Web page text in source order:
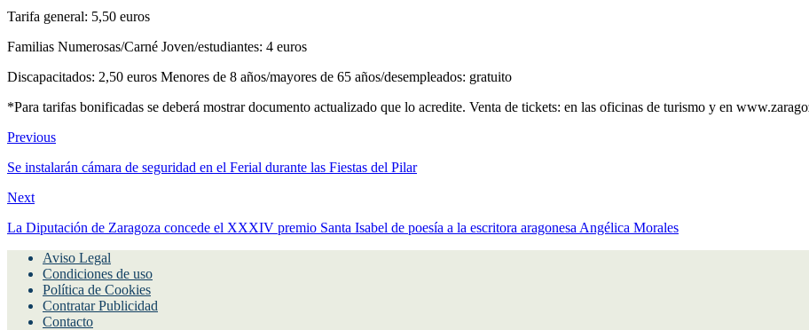
Tarifa general: 5,50 euros
Familias Numerosas/Carné Joven/estudiantes: 4 euros
Discapacitados: 2,50 euros Menores de 8 años/mayores de 65 años/desempleados: gratuito
*Para tarifas bonificadas se deberá mostrar documento actualizado que lo acredite. Venta de tickets: en las oficinas de turismo y en
Previous
Se instalarán cámara de seguridad en el Ferial durante las Fiestas del Pilar
Next
La Diputación de Zaragoza concede el XXXIV premio Santa Isabel de poesía a la escritora aragonesa Angélica Morales
Aviso Legal
Condiciones de uso
Política de Cookies
Contratar Publicidad
Contacto